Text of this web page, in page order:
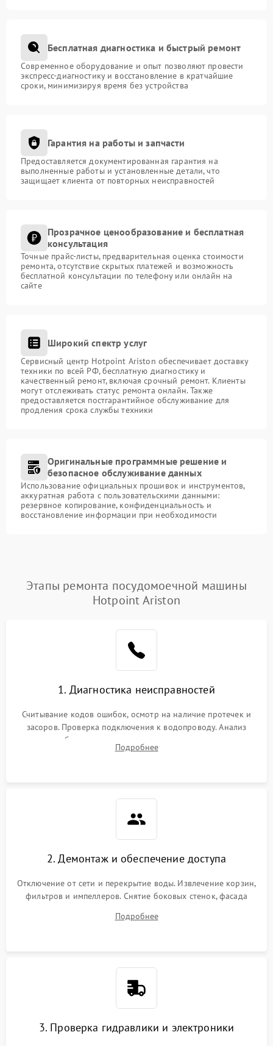
Бесплатная диагностика и быстрый ремонт
Современное оборудование и опыт позволяют провести
экспресс-диагностику и восстановление в кратчайшие
сроки, минимизируя время без устройства
Гарантия на работы и запчасти
Предоставляется документированная гарантия на
выполненные работы и установленные детали, что
защищает клиента от повторных неисправностей
Прозрачное ценообразование и бесплатная
консультация
Точные прайс-листы, предварительная оценка стоимости
ремонта, отсутствие скрытых платежей и возможность
бесплатной консультации по телефону или онлайн на
сайте
Широкий спектр услуг
Сервисный центр Hotpoint Ariston обеспечивает доставку
техники по всей РФ, бесплатную диагностику и
качественный ремонт, включая срочный ремонт. Клиенты
могут отслеживать статус ремонта онлайн. Также
предоставляется постгарантийное обслуживание для
продления срока службы техники
Оригинальные программные решение и
безопасное обслуживание данных
Использование официальных прошивок и инструментов,
аккуратная работа с пользовательскими данными:
резервное копирование, конфиденциальность и
восстановление информации при необходимости
Этапы ремонта посудомоечной машины
Hotpoint Ariston
1. Диагностика неисправностей
Считывание кодов ошибок, осмотр на наличие протечек и
засоров. Проверка подключения к водопроводу. Анализ
жалоб на отсутствие слива, нагрева, вращения
разбрызгивателей или срабатывание системы защиты
Подробнее
2. Демонтаж и обеспечение доступа
Отключение от сети и перекрытие воды. Извлечение корзин,
фильтров и импеллеров. Снятие боковых стенок, фасада
циркуляционному насосу, ТЭНу и сливной помпе.
Подробнее
3. Проверка гидравлики и электроники